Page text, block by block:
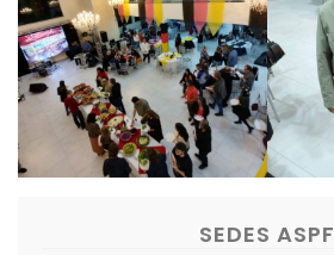
SEDES ASPF